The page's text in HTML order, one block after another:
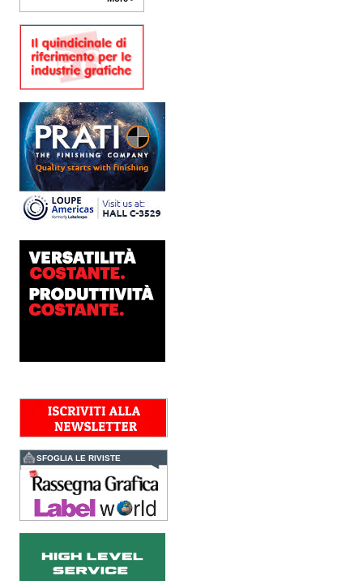
Una...
Platinum Technologies
presenta SIGNATURE
sviluppo e analisi
approfondita delle reali
esigenze produttive del
mercato, Platinum
Technologies, centro
europeo di ricerca e...
Nava Press sceglie
AccurioJet 30000
Nava Press ha scelto di
AccurioJet 30000 di Konica
Minolta, il sistema inkjet UV
LED B2+ progettato per...
Polyedra diventa un
marchio europeo: nasce
Spagna, Francia e...
Kolor+Service e T&K
Grafiche
L’intesa porta nel Gruppo
una gamma completa di
soluzioni per la misurazione
e il controllo del colore e
della qualità di stampa - e
l’esperienza di...
Assemblea Acimga:
investimenti, occupazione
e ripresa degli ordini
SFOGLIA LE RIVISTE